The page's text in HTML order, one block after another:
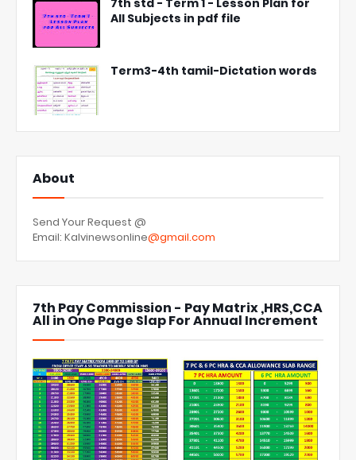
All Subjects in pdf file
Term3-4th tamil-Dictation words
About
Send Your Request @
Email: Kalvinewsonline@gmail.com
7th Pay Commission - Pay Matrix ,HRS,CCA
All in One Page Slap For Annual Increment